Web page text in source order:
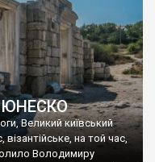
ЮНЕСКО
Великий київський
на той час,
Володимиру